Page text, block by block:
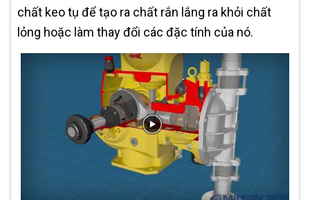
chất keo tụ để tạo ra chất rắn lắng ra khỏi chất
lỏng hoặc làm thay đổi các đặc tính của nó.